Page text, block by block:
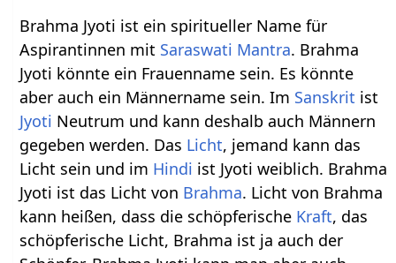
Brahma Jyoti ist ein spiritueller Name für
Aspirantinnen mit Saraswati Mantra. Brahma
Jyoti könnte ein Frauenname sein. Es könnte
aber auch ein Männername sein. Im Sanskrit ist
Jyoti Neutrum und kann deshalb auch Männern
gegeben werden. Das Licht, jemand kann das
Licht sein und im Hindi ist Jyoti weiblich. Brahma
Jyoti ist das Licht von Brahma. Licht von Brahma
kann heißen, dass die schöpferische Kraft, das
schöpferische Licht, Brahma ist ja auch der